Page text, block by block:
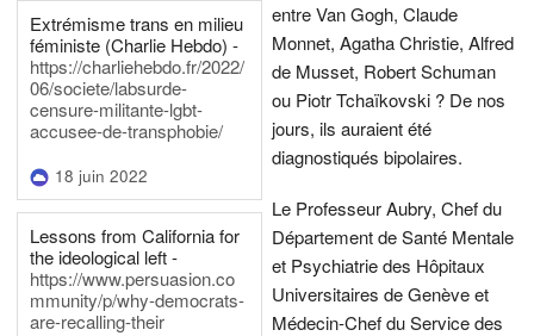
Extrémisme trans en milieu
féministe (Charlie Hebdo) -
https://charliehebdo.fr/2022/
06/societe/labsurde-
censure-militante-lgbt-
accusee-de-transphobie/
18 juin 2022
Lessons from California for
the ideological left -
https://www.persuasion.co
mmunity/p/why-democrats-
are-recalling-their
entre Van Gogh, Claude
Monnet, Agatha Christie, Alfred
de Musset, Robert Schuman
ou Piotr Tchaïkovski ? De nos
jours, ils auraient été
diagnostiqués bipolaires.
Le Professeur Aubry, Chef du
Département de Santé Mentale
et Psychiatrie des Hôpitaux
Universitaires de Genève et
Médecin-Chef du Service des